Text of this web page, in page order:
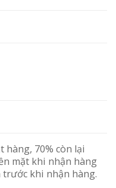
hàng, 70% còn lại
mặt khi nhận hàng
trước khi nhận hàng.